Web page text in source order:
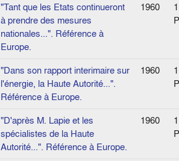
"Tant que les Etats continueront
à prendre des mesures
nationales...". Référence à
Europe.
1960
1
"Dans son rapport interimaire sur
l'énergie, la Haute Autorité...".
Référence à Europe.
1960
1
"D'après M. Lapie et les
spécialistes de la Haute
Autorité...". Référence à Europe.
1960
1